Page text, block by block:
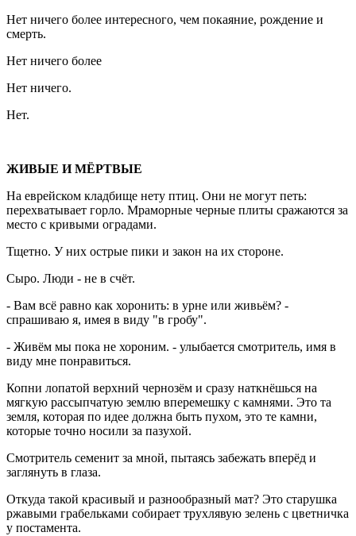
Нет ничего более интересного, чем покаяние, рождение и
смерть.
Нет ничего более
Нет ничего.
Нет.
ЖИВЫЕ И МЁРТВЫЕ
На еврейском кладбище нету птиц. Они не могут петь:
перехватывает горло. Мраморные черные плиты сражаются за
место с кривыми оградами.
Тщетно. У них острые пики и закон на их стороне.
Сыро. Люди - не в счёт.
- Вам всё равно как хоронить: в урне или живьём? -
спрашиваю я, имея в виду "в гробу".
- Живём мы пока не хороним. - улыбается смотритель, имя в
виду мне понравиться.
Копни лопатой верхний чернозём и сразу наткнёшься на
мягкую рассыпчатую землю вперемешку с камнями. Это та
земля, которая по идее должна быть пухом, это те камни,
которые точно носили за пазухой.
Смотритель семенит за мной, пытаясь забежать вперёд и
заглянуть в глаза.
Откуда такой красивый и разнообразный мат? Это старушка
ржавыми грабельками собирает трухлявую зелень с цветничка
у постамента.